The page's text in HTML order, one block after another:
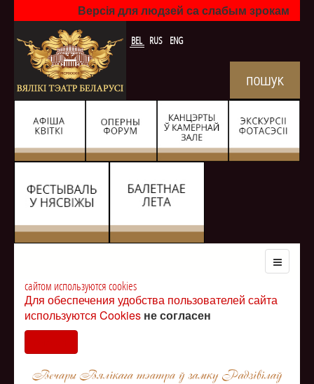
Версія для людзей са слабым зрокам
BEL RUS ENG
сайтом используются cookies
Для обеспечения удобства пользователей сайта
используются Cookies не согласен